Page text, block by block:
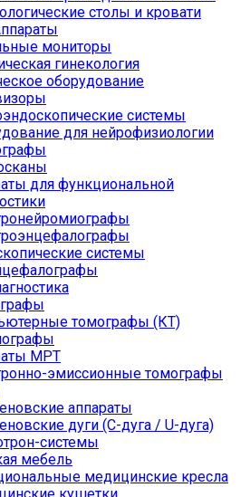
столы и кровати
мониторы
гинекология
оборудование
системы
для нейрофизиологии
для функциональной
системы
томографы (КТ)
МРТ
эмиссионные томографы
аппараты
дуги (С-дуга / U-дуга)
системы
мебель
медицинские кресла